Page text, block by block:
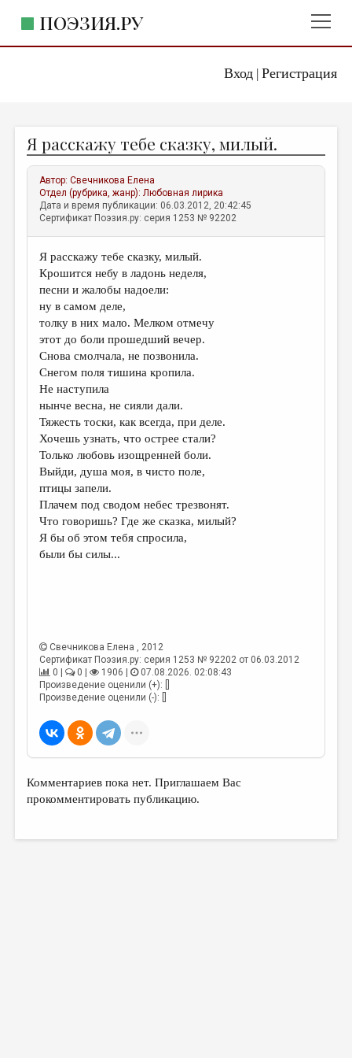
Вход| Регистрация
ПОЭЗИЯ.РУ
ЖАНРЫ
АВТОРЫ
КОММЕНТАРИИ
ЛИТСАЛОН
НОВОСТИ
ПРАВИЛА САЙТА
ОТДЕЛЫ И РУБРИКИ
ИЗБРАННОЕ
ДАЙДЖЕСТ
ПРОИЗВЕДЕНИЯ
ПЕРЕВОДЫ
КОНКУРСЫ
ДЕТСКАЯ КОМНАТА
КНИЖНАЯ ПОЛКА
ОБЗОР ЛИТЕРАТУРЫ
РЕДКОЛЛЕГИЯ
ОТ РЕДАКЦИИ
ЭССЕИСТИКА
КУЛЬТУРОВЕДЕНИЕ
Я расскажу тебе сказку, милый.
Автор:Свечникова Елена
Отдел (рубрика, жанр):Любовная лирика
Дата и время публикации: 06.03.2012, 20:42:45
Сертификат Поэзия.ру: серия 1253 № 92202
Я расскажу тебе сказку, милый.
Крошится небу в ладонь неделя,
песни и жалобы надоели:
ну в самом деле,
толку в них мало. Мелком отмечу
этот до боли прошедший вечер.
Снова смолчала, не позвонила.
Снегом поля тишина кропила.
Не наступила
нынче весна, не сияли дали.
Тяжесть тоски, как всегда, при деле.
Хочешь узнать, что острее стали?
Только любовь изощренней боли.
Выйди, душа моя, в чисто поле,
птицы запели.
Плачем под сводом небес трезвонят.
Что говоришь? Где же сказка, милый?
Я бы об этом тебя спросила,
были бы силы...
Свечникова Елена , 2012
Сертификат Поэзия.ру: серия 1253 № 92202 от 06.03.2012
0 |
0 | 1906 |
07.08.2026. 02:08:43
Произведение оценили (+): []
Произведение оценили (-): []
Комментариев пока нет. Приглашаем Вас
прокомментировать публикацию.